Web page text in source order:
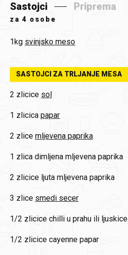
Sastojci Priprema
za 4 osobe
1kg svinjsko meso
SASTOJCI ZA TRLJANJE MESA
2 zlicice sol
1 zlicica papar
2 zlice mljevena paprika
1 zlica dimljena mljevena paprika
2 zlicice ljuta mljevena paprika
3 zlice smedi secer
1/2 zlicice chilli u prahu ili ljuskice
1/2 zlicice cayenne papar